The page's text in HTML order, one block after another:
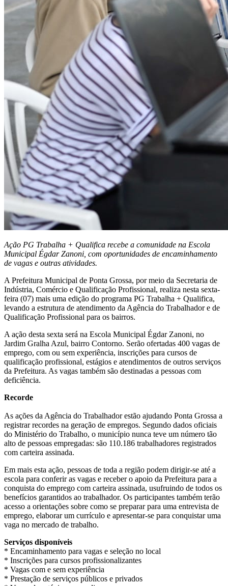
Ação PG Trabalha + Qualifica recebe a comunidade na Escola
Municipal Égdar Zanoni, com oportunidades de encaminhamento
de vagas e outras atividades.
A Prefeitura Municipal de Ponta Grossa, por meio da Secretaria de
Indústria, Comércio e Qualificação Profissional, realiza nesta sexta-
feira (07) mais uma edição do programa PG Trabalha + Qualifica,
levando a estrutura de atendimento da Agência do Trabalhador e de
Qualificação Profissional para os bairros.
A ação desta sexta será na Escola Municipal Égdar Zanoni, no
Jardim Gralha Azul, bairro Contorno. Serão ofertadas 400 vagas de
emprego, com ou sem experiência, inscrições para cursos de
qualificação profissional, estágios e atendimentos de outros serviços
da Prefeitura. As vagas também são destinadas a pessoas com
deficiência.
Recorde
As ações da Agência do Trabalhador estão ajudando Ponta Grossa a
registrar recordes na geração de empregos. Segundo dados oficiais
do Ministério do Trabalho, o município nunca teve um número tão
alto de pessoas empregadas: são 110.186 trabalhadores registrados
com carteira assinada.
Em mais esta ação, pessoas de toda a região podem dirigir-se até a
escola para conferir as vagas e receber o apoio da Prefeitura para a
conquista do emprego com carteira assinada, usufruindo de todos os
benefícios garantidos ao trabalhador. Os participantes também terão
acesso a orientações sobre como se preparar para uma entrevista de
emprego, elaborar um currículo e apresentar-se para conquistar uma
vaga no mercado de trabalho.
Serviços disponíveis
* Encaminhamento para vagas e seleção no local
* Inscrições para cursos profissionalizantes
* Vagas com e sem experiência
* Prestação de serviços públicos e privados